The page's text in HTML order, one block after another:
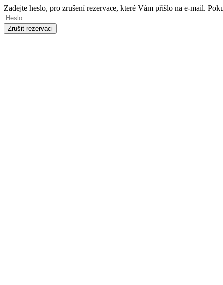
Zadejte heslo, pro zrušení rezervace, které Vám přišlo na e-mail.
Zrušit rezervaci